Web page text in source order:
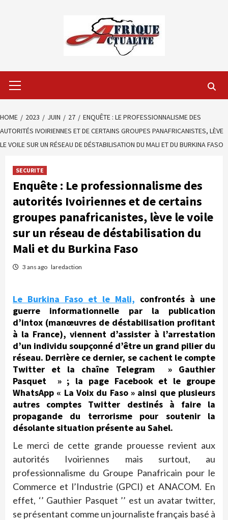
Menu
HOME 2023 JUIN 27
ENQUÊTE : LE PROFESSIONNALISME DES
AUTORITÉS IVOIRIENNES ET DE CERTAINS GROUPES PANAFRICANISTES, LÈVE
LE VOILE SUR UN RÉSEAU DE DÉSTABILISATION DU MALI ET DU BURKINA FASO
SECURITE
Enquête : Le professionnalisme des
autorités Ivoiriennes et de certains
groupes panafricanistes, lève le voile
sur un réseau de déstabilisation du
Mali et du Burkina Faso
3 ans ago laredaction
Le Burkina Faso et le Mali, confrontés à une
guerre informationnelle par la publication
d’intox (manœuvres de déstabilisation profitant
à la France), viennent d’assister à l’arrestation
d’un individu soupçonné d’être un grand pilier du
réseau. Derrière ce dernier, se cachent le compte
Twitter et la chaîne Telegram » Gauthier
Pasquet » ; la page Facebook et le groupe
WhatsApp « La Voix du Faso » ainsi que plusieurs
autres comptes Twitter destinés à faire la
propagande du terrorisme pour soutenir la
désolante situation présente au Sahel.
Le merci de cette grande prouesse revient aux
autorités Ivoiriennes mais surtout, au
professionnalisme du Groupe Panafricain pour le
Commerce et l’Industrie (GPCI) et ANACOM. En
effet, ‘’ Gauthier Pasquet ’’ est un avatar twitter,
se présentant comme un journaliste français basé à